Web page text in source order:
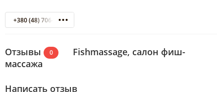
+380 (48) 706-22-74
Отзывы 0
Fishmassage, салон фиш-
массажа
Написать отзыв